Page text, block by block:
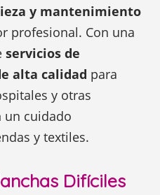
y mantenimiento
profesional. Con una
servicios de
alta calidad para
y otras
un cuidado
y textiles.
Difíciles